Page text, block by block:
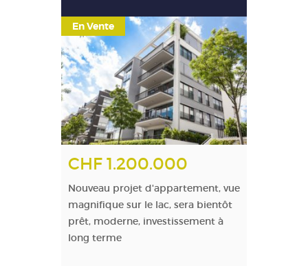
En Vente
CHF 1.200.000
Nouveau projet d'appartement, vue
magnifique sur le lac, sera bientôt
prêt, moderne, investissement à
long terme